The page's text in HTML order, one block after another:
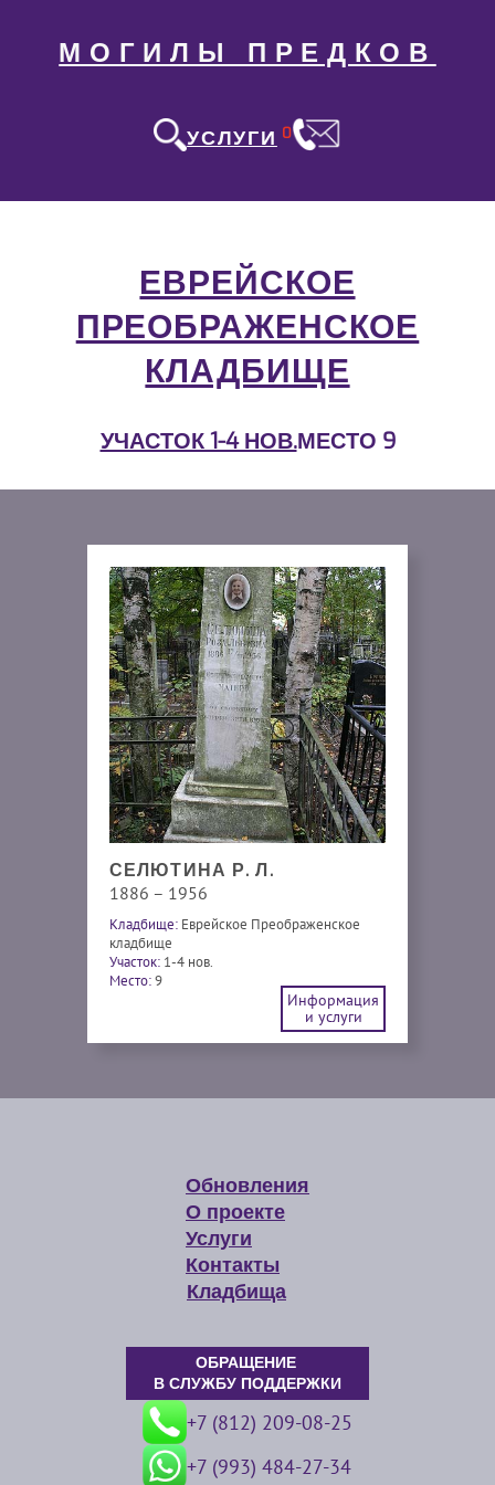
МОГИЛЫ ПРЕДКОВ
УСЛУГИ 0
ЕВРЕЙСКОЕ
ПРЕОБРАЖЕНСКОЕ
КЛАДБИЩЕ
УЧАСТОК 1-4 НОВ.МЕСТО 9
СЕЛЮТИНА Р. Л.
1886 – 1956
Кладбище: Еврейское Преображенское
кладбище
Участок: 1-4 нов.
Место:9
Информация
и услуги
Обновления
О проекте
Услуги
Контакты
Кладбища
ОБРАЩЕНИЕ
В СЛУЖБУ ПОДДЕРЖКИ
+7 (812) 209-08-25
+7 (993) 484-27-34